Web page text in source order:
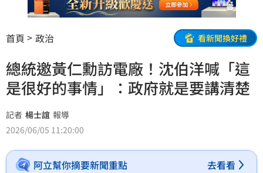
首頁 政治 看新聞換好禮
總統邀黃仁勳訪電廠！沈伯洋喊「這
是很好的事情」：政府就是要講清楚
記者 楊士誼 報導
2026/06/05 11:20:00
阿立幫你摘要新聞重點 去看看